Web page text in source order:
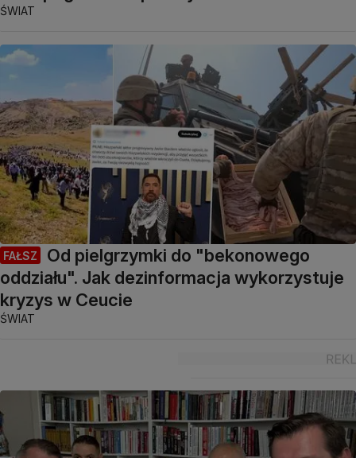
ŚWIAT
FAŁSZ
Od pielgrzymki do "bekonowego
oddziału". Jak dezinformacja wykorzystuje
kryzys w Ceucie
ŚWIAT